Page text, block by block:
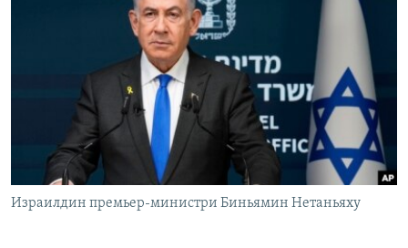
ЫҢГАЙСЫЗ СУРООЛОР
ЭЕ/АРнун бардык сайттары
Израилдин премьер-министри Биньямин Нетаньяху